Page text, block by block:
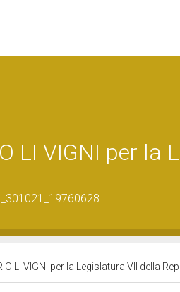
LI VIGNI per la
LI VIGNI per la Legislatura VII della